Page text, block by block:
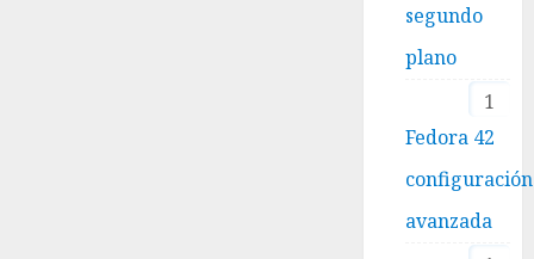
segundo
plano
1
Fedora 42
configuración
avanzada